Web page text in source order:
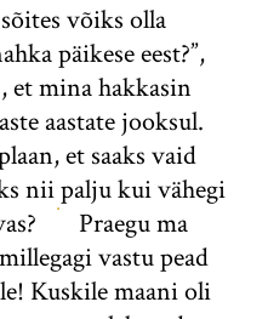
võiks olla
päikese eest?”,
et mina hakkasin
aastate jooksul.
et saaks vaid
nii palju kui vähegi
Praegu ma
vastu pead
Kuskile maani oli